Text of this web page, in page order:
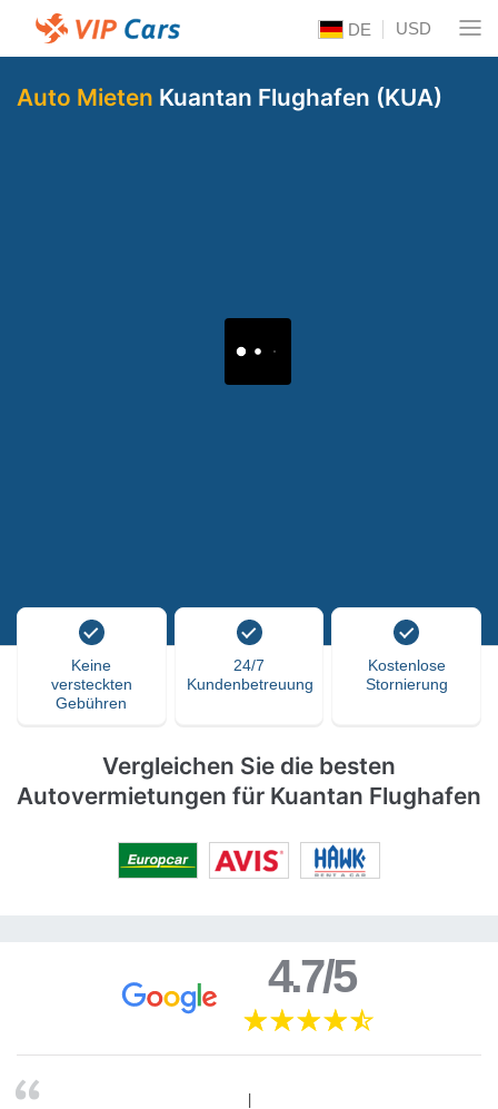
DE USD
Auto Mieten Kuantan Flughafen (KUA)
Keine
versteckten
Gebühren
24/7
Kundenbetreuung
Kostenlose
Stornierung
Vergleichen Sie die besten
Autovermietungen für Kuantan Flughafen
4.7/5